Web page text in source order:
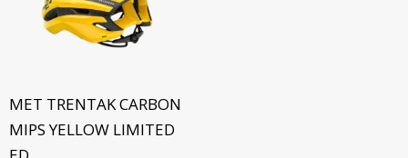
MET TRENTAK CARBON
MIPS YELLOW LIMITED